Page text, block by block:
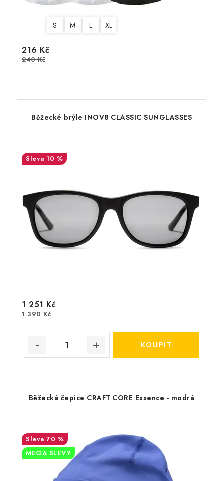
S M L XL
216 Kč
240 Kč
Běžecké brýle INOV8 CLASSIC SUNGLASSES
10 %
1 251 Kč
1 390 Kč
Běžecká čepice CRAFT CORE Essence - modrá
70 %
MEGA SLEVY